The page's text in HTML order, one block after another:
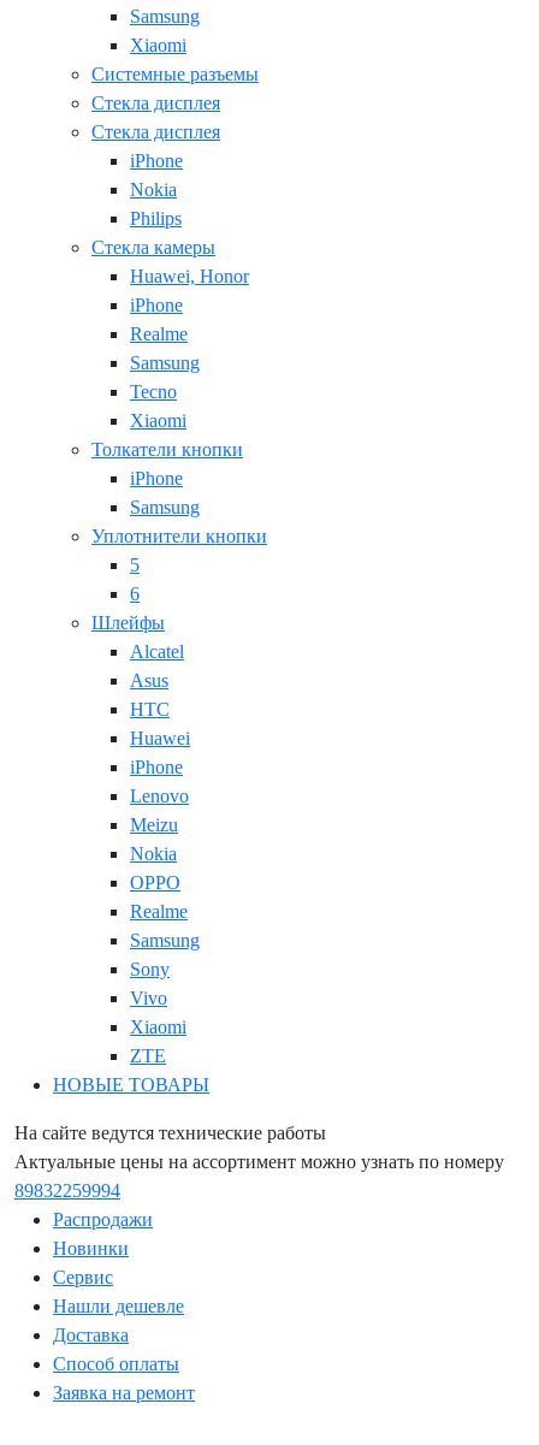
Samsung
Xiaomi
Системные разъемы
Стекла дисплея
Стекла дисплея
iPhone
Nokia
Philips
Стекла камеры
Huawei, Honor
iPhone
Realme
Samsung
Tecno
Xiaomi
Толкатели кнопки
iPhone
Samsung
Уплотнители кнопки
5
6
Шлейфы
Alcatel
Asus
HTC
Huawei
iPhone
Lenovo
Meizu
Nokia
OPPO
Realme
Samsung
Sony
Vivo
Xiaomi
ZTE
НОВЫЕ ТОВАРЫ
На сайте ведутся технические работы
Актуальные цены на ассортимент можно узнать по номеру
89832259994
Распродажи
Новинки
Сервис
Нашли дешевле
Доставка
Способ оплаты
Заявка на ремонт